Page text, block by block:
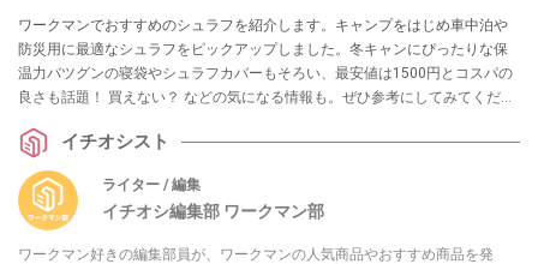
ワークマンでおすすめのシュラフを紹介します。キャンプをはじめ車中泊や
防災用に最適なシュラフをピックアップしました。冬キャンにぴったりな保
温力バツグンの寝袋やシュラフカバーもそろい、最安値は1500円とコスパの
良さも話題！ 買えない？ などの気になる情報も。ぜひ参考にしてみてくださ
イチオシスト
ライター / 編集
イチオシ編集部 ワークマン部
ワークマン好きの編集部員が、ワークマンの人気商品やおすすめ商品を発